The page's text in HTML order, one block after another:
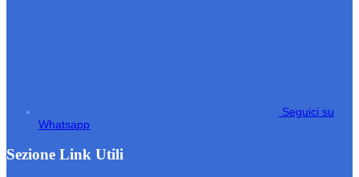
Seguici su
Whatsapp
Sezione Link Utili